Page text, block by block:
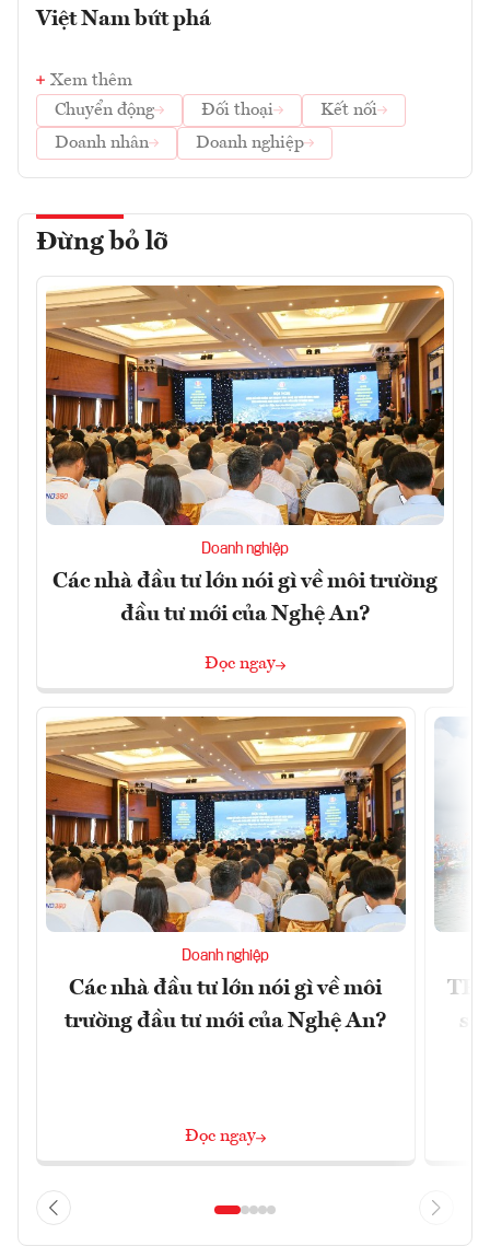
Việt Nam bứt phá
Xem thêm
Chuyển động
Đối thoại
Kết nối
Doanh nhân
Doanh nghiệp
Đừng bỏ lỡ
Doanh nghiệp
Các nhà đầu tư lớn nói gì về môi trường
đầu tư mới của Nghệ An?
Đọc ngay
Doanh nghiệp
Các nhà đầu tư lớn nói gì về môi
trường đầu tư mới của Nghệ An?
Đọc ngay